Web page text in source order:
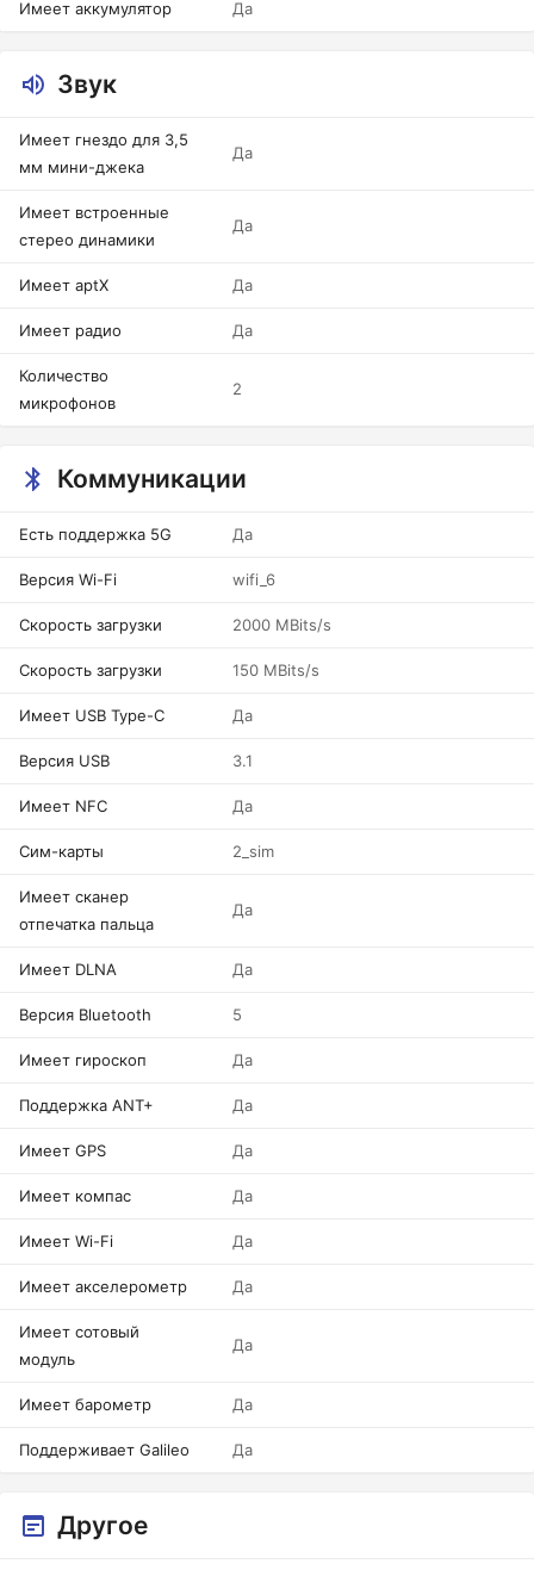
Имеет аккумулятор Да
Звук
Имеет гнездо для 3,5
мм мини-джека
Да
Имеет встроенные
стерео динамики
Да
Имеет aptX Да
Имеет радио Да
Количество
микрофонов
2
Коммуникации
Есть поддержка 5G Да
Версия Wi-Fi wifi_6
Скорость загрузки 2000 MBits/s
Скорость загрузки 150 MBits/s
Имеет USB Type-C Да
Версия USB 3.1
Имеет NFC Да
Сим-карты 2_sim
Имеет сканер
отпечатка пальца
Да
Имеет DLNA Да
Версия Bluetooth 5
Имеет гироскоп Да
Поддержка ANT+ Да
Имеет GPS Да
Имеет компас Да
Имеет Wi-Fi Да
Имеет акселерометр Да
Имеет сотовый
модуль
Да
Имеет барометр Да
Поддерживает Galileo Да
Другое